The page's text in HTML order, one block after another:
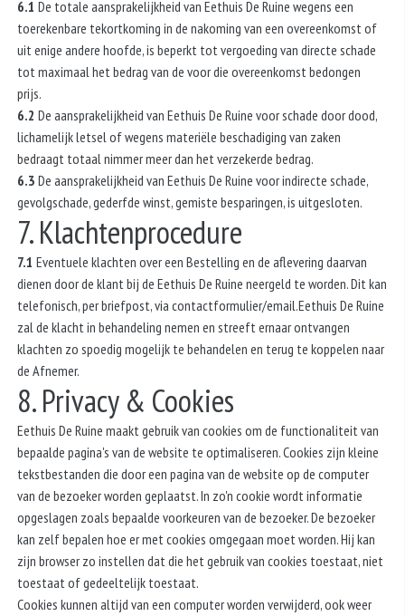
6.1 De totale aansprakelijkheid van Eethuis De Ruine wegens een
toerekenbare tekortkoming in de nakoming van een overeenkomst of
uit enige andere hoofde, is beperkt tot vergoeding van directe schade
tot maximaal het bedrag van de voor die overeenkomst bedongen
prijs.
6.2 De aansprakelijkheid van Eethuis De Ruine voor schade door dood,
lichamelijk letsel of wegens materiële beschadiging van zaken
bedraagt totaal nimmer meer dan het verzekerde bedrag.
6.3 De aansprakelijkheid van Eethuis De Ruine voor indirecte schade,
gevolgschade, gederfde winst, gemiste besparingen, is uitgesloten.
7. Klachtenprocedure
7.1 Eventuele klachten over een Bestelling en de aflevering daarvan
dienen door de klant bij de Eethuis De Ruine neergeld te worden. Dit kan
telefonisch, per briefpost, via contactformulier/email.Eethuis De Ruine
zal de klacht in behandeling nemen en streeft ernaar ontvangen
klachten zo spoedig mogelijk te behandelen en terug te koppelen naar
de Afnemer.
8. Privacy & Cookies
Eethuis De Ruine maakt gebruik van cookies om de functionaliteit van
bepaalde pagina's van de website te optimaliseren. Cookies zijn kleine
tekstbestanden die door een pagina van de website op de computer
van de bezoeker worden geplaatst. In zo'n cookie wordt informatie
opgeslagen zoals bepaalde voorkeuren van de bezoeker. De bezoeker
kan zelf bepalen hoe er met cookies omgegaan moet worden. Hij kan
zijn browser zo instellen dat die het gebruik van cookies toestaat, niet
toestaat of gedeeltelijk toestaat.
Cookies kunnen altijd van een computer worden verwijderd, ook weer